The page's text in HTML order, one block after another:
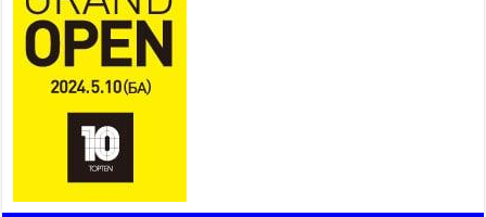
уялдаа холбоогүйгээс саатах ёсгүй
2026 оны 7 сар 20 / 17 цаг 21 минут
“Сэлбэ 20 минутын хот” төслийн анхны 12
давхар барилгын үндсэн карказ, цутгалтын ажил
2026 оны 7 сар 20 / 17 цаг 17 минут
Мопед, скүүтер, тэдгээртэй адилтгах үзүүлэлт
бүхий тээврийн хэрэгсэлтэй холбоотой
нийслэлийн засаг дарга захирамж гаргалаа